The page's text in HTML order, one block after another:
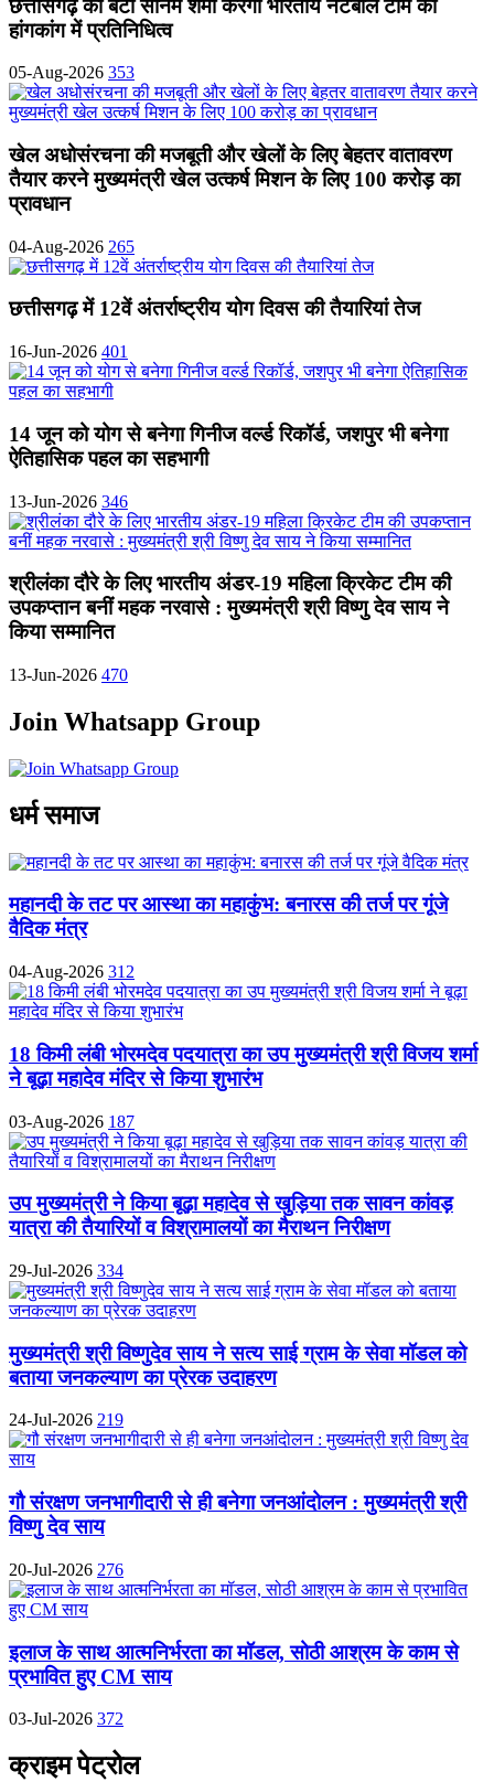
छत्तीसगढ़ की बेटी सोनम शर्मा करेंगी भारतीय नेटबॉल टीम का
हांगकांग में प्रतिनिधित्व
05-Aug-2026 353
खेल अधोसंरचना की मजबूती और खेलों के लिए बेहतर वातावरण
तैयार करने मुख्यमंत्री खेल उत्कर्ष मिशन के लिए 100 करोड़ का
प्रावधान
04-Aug-2026 265
छत्तीसगढ़ में 12वें अंतर्राष्ट्रीय योग दिवस की तैयारियां तेज
16-Jun-2026 401
14 जून को योग से बनेगा गिनीज वर्ल्ड रिकॉर्ड, जशपुर भी बनेगा
ऐतिहासिक पहल का सहभागी
13-Jun-2026 346
श्रीलंका दौरे के लिए भारतीय अंडर-19 महिला क्रिकेट टीम की
उपकप्तान बनीं महक नरवासे : मुख्यमंत्री श्री विष्णु देव साय ने
किया सम्मानित
13-Jun-2026 470
Join Whatsapp Group
धर्म समाज
महानदी के तट पर आस्था का महाकुंभ: बनारस की तर्ज पर गूंजे
वैदिक मंत्र
04-Aug-2026 312
18 किमी लंबी भोरमदेव पदयात्रा का उप मुख्यमंत्री श्री विजय शर्मा
ने बूढ़ा महादेव मंदिर से किया शुभारंभ
03-Aug-2026 187
उप मुख्यमंत्री ने किया बूढ़ा महादेव से खुड़िया तक सावन कांवड़
यात्रा की तैयारियों व विश्रामालयों का मैराथन निरीक्षण
29-Jul-2026 334
मुख्यमंत्री श्री विष्णुदेव साय ने सत्य साई ग्राम के सेवा मॉडल को
बताया जनकल्याण का प्रेरक उदाहरण
24-Jul-2026 219
गौ संरक्षण जनभागीदारी से ही बनेगा जनआंदोलन : मुख्यमंत्री श्री
विष्णु देव साय
20-Jul-2026 276
इलाज के साथ आत्मनिर्भरता का मॉडल, सोठी आश्रम के काम से
प्रभावित हुए CM साय
03-Jul-2026 372
क्राइम पेट्रोल